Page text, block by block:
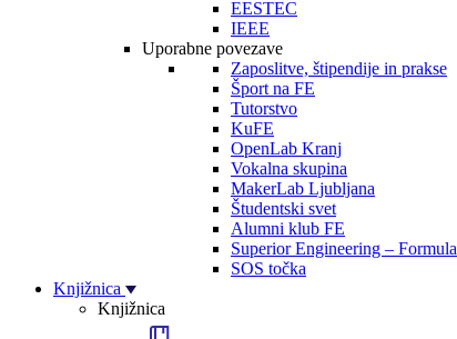
EESTEC
IEEE
Uporabne povezave
Zaposlitve, štipendije in prakse
Šport na FE
Tutorstvo
KuFE
OpenLab Kranj
Vokalna skupina
MakerLab Ljubljana
Študentski svet
Alumni klub FE
Superior Engineering – Formula
SOS točka
Knjižnica
Knjižnica